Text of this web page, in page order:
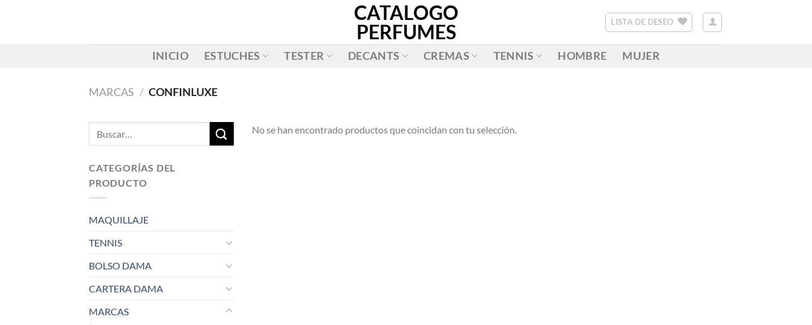
CATALOGO
PERFUMES
LISTA DE DESEO
INICIO ESTUCHES TESTER DECANTS CREMAS TENNIS HOMBRE MUJER
MARCAS / CONFINLUXE
CATEGORÍAS DEL
PRODUCTO
MAQUILLAJE
TENNIS
BOLSO DAMA
CARTERA DAMA
MARCAS
No se han encontrado productos que coincidan con tu selección.